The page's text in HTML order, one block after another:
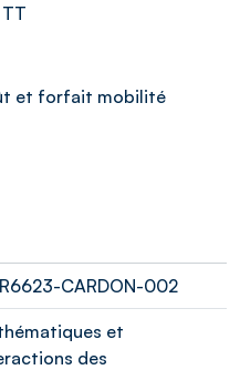
et forfait mobilité
CARDON-002
et
des